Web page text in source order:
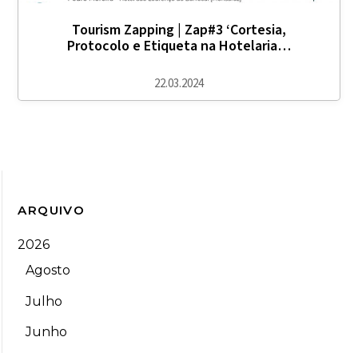
Tourism Zapping | Zap#3 ‘Cortesia,
Protocolo e Etiqueta na Hotelaria…
22.03.2024
ARQUIVO
2026
Agosto
Julho
Junho